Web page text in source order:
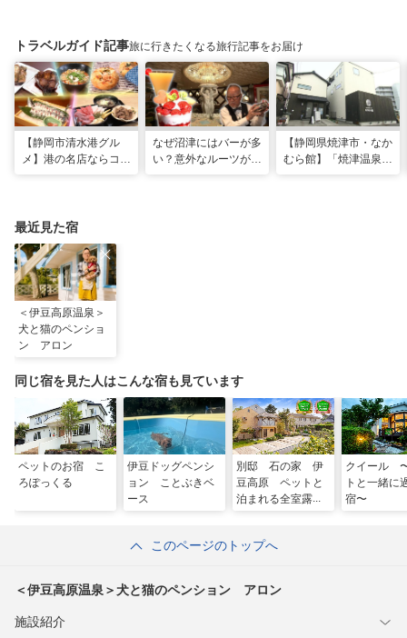
トラベルガイド記事旅に行きたくなる旅行記事をお届け
【静岡市清水港グル
メ】港の名店ならコ
なぜ沼津にはバーが多
い？意外なルーツがわ
【静岡県焼津市・なか
むら館】「焼津温泉」
最近見た宿
＜伊豆高原温泉＞
犬と猫のペンショ
ン アロン
同じ宿を見た人はこんな宿も見ています
ペットのお宿 こ
ろぽっくる
伊豆ドッグペンシ
ョン ことぶきベ
ース
別邸 石の家 伊
豆高原 ペットと
泊まれる全室露天
クイール
トと一緒に
宿〜
このページのトップへ
＜伊豆高原温泉＞犬と猫のペンション アロン
施設紹介